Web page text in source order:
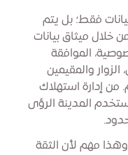
فقط؛ بل يتم
خلال ميثاق بيانات
الموافقة
والمقيمين
من إدارة استهلاك
المدينة الرؤى
مهم لأن الثقة